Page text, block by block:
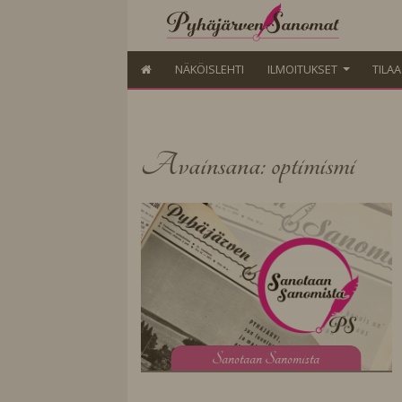
NÄKÖISLEHTI ILMOITUKSET
Avainsana: optimismi
Sanotaan Sanomista